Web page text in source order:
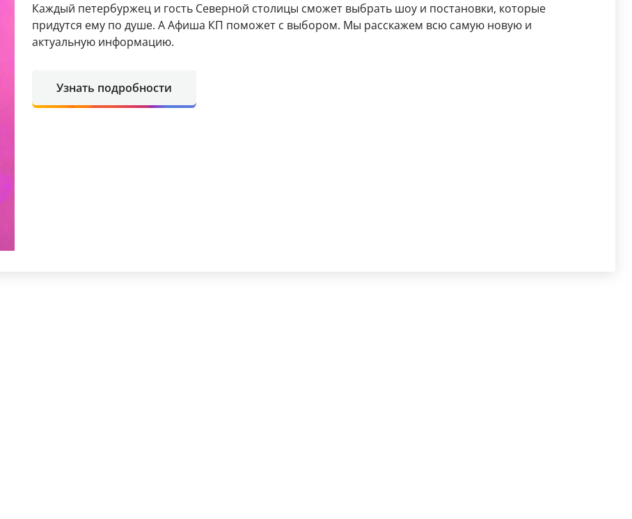
Каждый петербуржец и гость Северной столицы сможет выбрать шоу и постановки, которые
придутся ему по душе. А Афиша КП поможет с выбором. Мы расскажем всю самую новую и
актуальную информацию.
Узнать подробности